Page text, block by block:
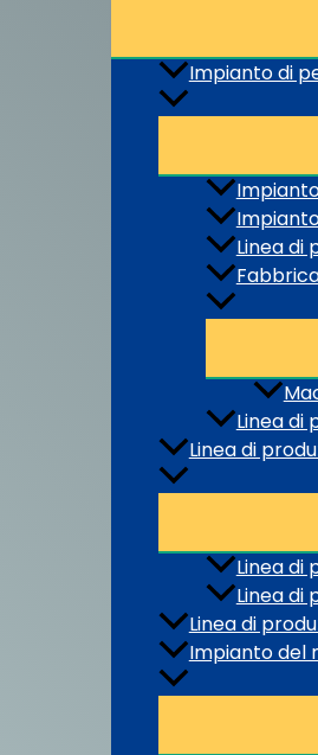
Impianto di
Linea di
Linea di
Linea di
Linea di
Linea di
Linea di
Impianto del